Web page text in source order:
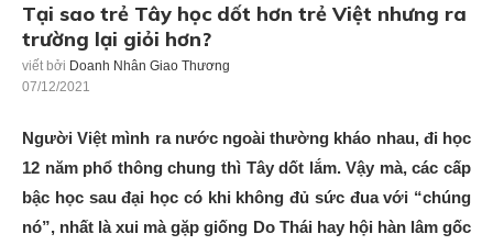
Tại sao trẻ Tây học dốt hơn trẻ Việt nhưng ra
trường lại giỏi hơn?
viết bởi Doanh Nhân Giao Thương
07/12/2021
Người Việt mình ra nước ngoài thường kháo nhau, đi học
12 năm phổ thông chung thì Tây dốt lắm. Vậy mà, các cấp
bậc học sau đại học có khi không đủ sức đua với “chúng
nó”, nhất là xui mà gặp giống Do Thái hay hội hàn lâm gốc